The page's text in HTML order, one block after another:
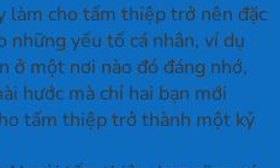
làm cho tấm thiệp trở nên đặc
những yếu tố cá nhân, ví dụ
ở một nơi nào đó đáng nhớ,
hước mà chỉ hai bạn mới
tấm thiệp trở thành một kỷ